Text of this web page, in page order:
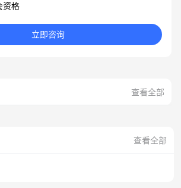
资格
立即咨询
查看全部
查看全部